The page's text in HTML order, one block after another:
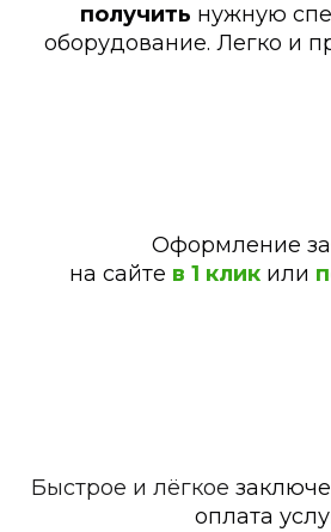
получить нужную
оборудование. Легко и
Оформление
на сайте в 1 клик или
Быстрое и лёгкое
оплата